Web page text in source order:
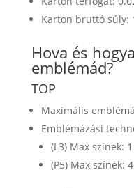
Karton bruttó súly:
Hova és
emblémád?
TOP
Maximális
Emblémázási
(L3) Max színek: 1
(P5) Max színek: 4